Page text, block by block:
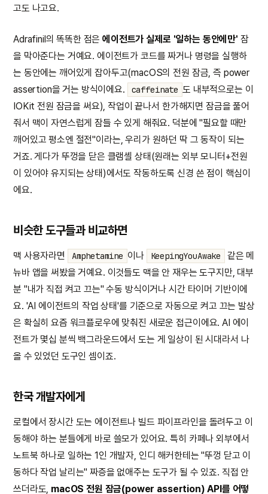
고도 나고요.
Adrafinil의 똑똑한 점은에이전트가 실제로 '일하는 동안에만' 잠
을 막아준다는 거예요. 에이전트가 코드를 짜거나 명령을 실행하
는 동안에는 깨어있게 잡아두고(macOS의 전원 잠금, 즉 power
assertion을 거는 방식이에요.
caffeinate 도 내부적으로는 이
IOKit 전원 잠금을 써요), 작업이 끝나서 한가해지면 잠금을 풀어
줘서 맥이 자연스럽게 잠들 수 있게 해줘요. 덕분에 "필요할 때만
깨어있고 평소엔 절전"이라는, 우리가 원하던 딱 그 동작이 되는
거죠. 게다가 뚜껑을 닫은 클램셸 상태(원래는 외부 모니터+전원
이 있어야 유지되는 상태)에서도 작동하도록 신경 쓴 점이 핵심이
에요.
비슷한 도구들과 비교하면
맥 사용자라면 Amphetamine 이나 KeepingYouAwake
같은 메
뉴바 앱을 써봤을 거예요. 이것들도 맥을 안 재우는 도구지만, 대부
분 "내가 직접 켜고 끄는" 수동 방식이거나 시간 타이머 기반이에
요. 'AI 에이전트의 작업 상태'를 기준으로 자동으로 켜고 끄는 발상
은 확실히 요즘 워크플로우에 맞춰진 새로운 접근이에요. AI 에이
전트가 몇십 분씩 백그라운드에서 도는 게 일상이 된 시대라서 나
올 수 있었던 도구인 셈이죠.
한국 개발자에게
로컬에서 장시간 도는 에이전트나 빌드 파이프라인을 돌려두고 이
동해야 하는 분들에게 바로 쓸모가 있어요. 특히 카페나 외부에서
노트북 하나로 일하는 1인 개발자, 인디 해커한테는 "뚜껑 닫고 이
동하다 작업 날리는" 짜증을 없애주는 도구가 될 수 있죠. 직접 안
쓰더라도, macOS 전원 잠금(power assertion) API를 어떻